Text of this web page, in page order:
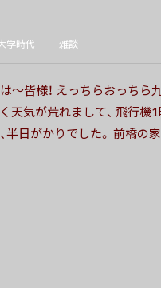
学時代 雑談
〜皆様！ えっちらおっち
天気が荒れまして、 飛行
半日がかりでした。 前橋の